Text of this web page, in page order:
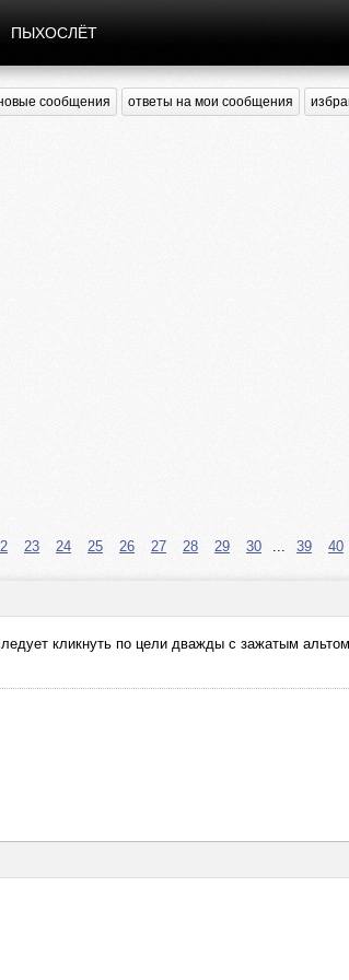
ПЫХОСЛЁТ
сообщения ответы на мои сообщения
23 24 25 26 27 28 29 30 ... 39 40
кликнуть по цели дважды с зажатым